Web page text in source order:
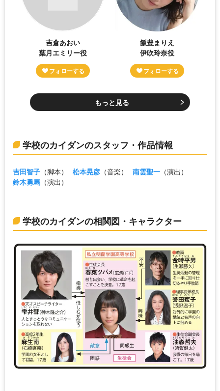
吉倉あおい
葉月エミリー役
飯豊まりえ
伊吹玲奈役
もっと見る
学校のカイダンのスタッフ・作品情報
吉田智子 （脚本） 松本晃彦 （音楽） 南雲聖一 （演出）
鈴木勇馬 （演出）
学校のカイダンの相関図・キャラクター